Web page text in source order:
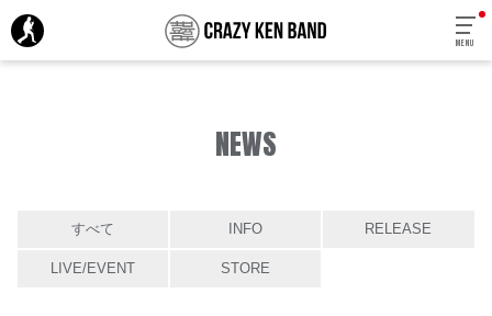
MENU
NEWS
すべて INFO RELEASE
LIVE/EVENT STORE